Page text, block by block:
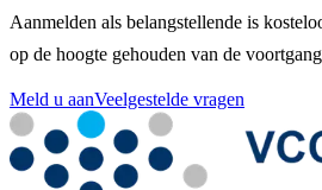
Aanmelden als belangstellende is
op de hoogte gehouden van de
Meld u aanVeelgestelde vragen